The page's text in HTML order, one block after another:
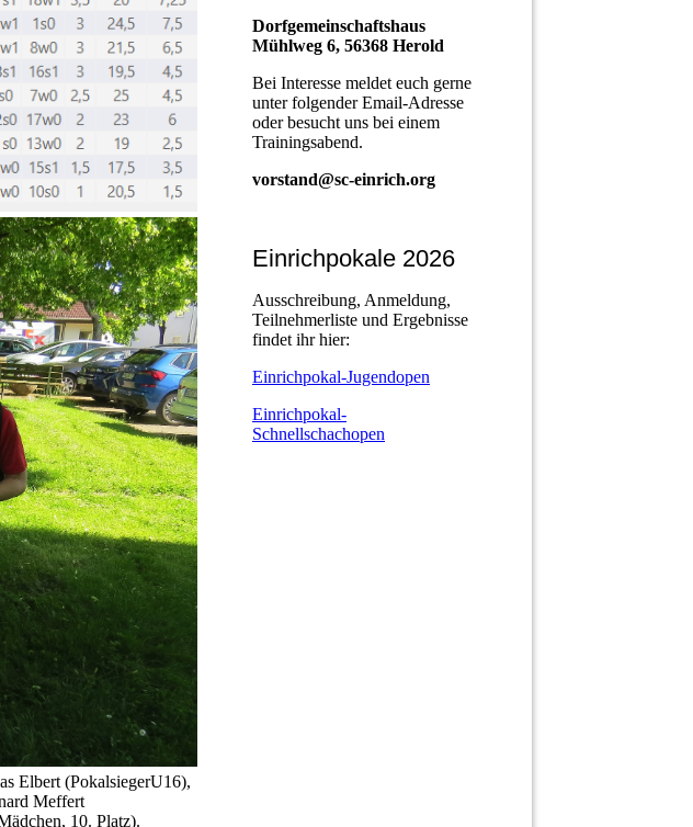
Elbert (PokalsiegerU16),
Meffert
10. Platz).
Dorfgemeinschaftshaus
Mühlweg 6, 56368 Herold
Bei Interesse meldet euch gerne
unter folgender Email-Adresse
oder besucht uns bei einem
Trainingsabend.
vorstand@sc-einrich.org
Einrichpokale 2026
Ausschreibung, Anmeldung,
Teilnehmerliste und Ergebnisse
findet ihr hier:
Einrichpokal-Jugendopen
Einrichpokal-
Schnellschachopen